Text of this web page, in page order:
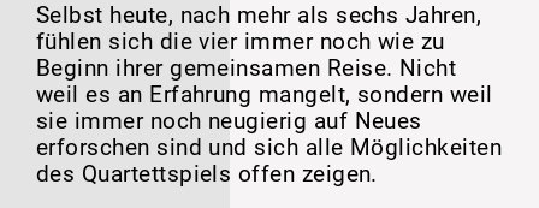
Selbst heute, nach mehr als sechs Jahren,
fühlen sich die vier immer noch wie zu
Beginn ihrer gemeinsamen Reise. Nicht
weil es an Erfahrung mangelt, sondern weil
sie immer noch neugierig auf Neues
erforschen sind und sich alle Möglichkeiten
des Quartettspiels offen zeigen.